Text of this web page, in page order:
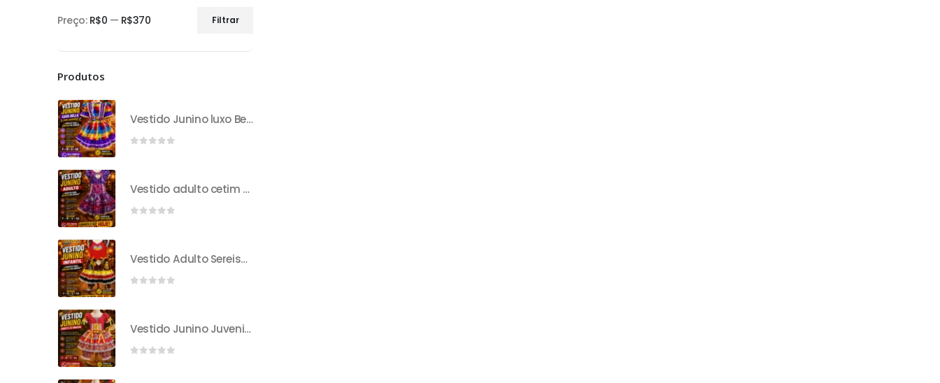
Filtrar
Preço: R$0 — R$370
Produtos
Vestido Junino luxo Bella com avental
Vestido adulto cetim mini rosa P
Vestido Adulto Sereismo
Vestido Junino Juvenil Sorvete De Girassol